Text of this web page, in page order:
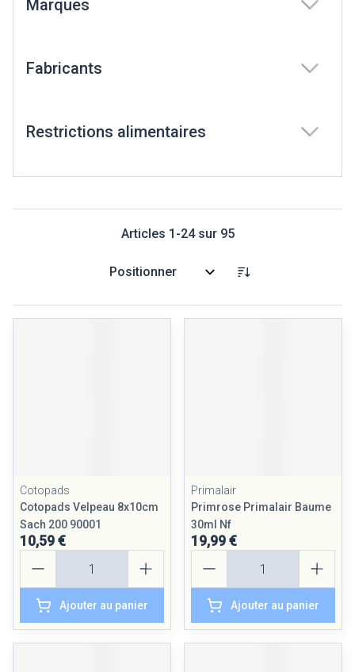
Marques
Fabricants
Restrictions alimentaires
Articles 1 -24sur 95
Trier par:
Cotopads
Cotopads Velpeau 8x10cm
Sach 200 90001
10,59 €
Ajouter au panier
Primalair
Primrose Primalair Baume
30ml Nf
19,99 €
Ajouter au panier